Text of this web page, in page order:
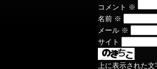
コメント ※
名前 ※
メール ※
サイト
上に表示された